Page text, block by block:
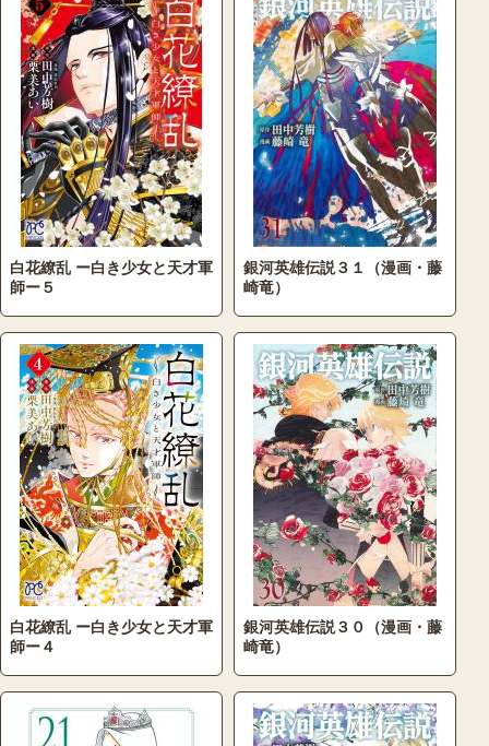
白花繚乱 ー白き少女と天才軍
師ー５
銀河英雄伝説３１（漫画・藤
崎竜）
白花繚乱 ー白き少女と天才軍
師ー４
銀河英雄伝説３０（漫画・藤
崎竜）